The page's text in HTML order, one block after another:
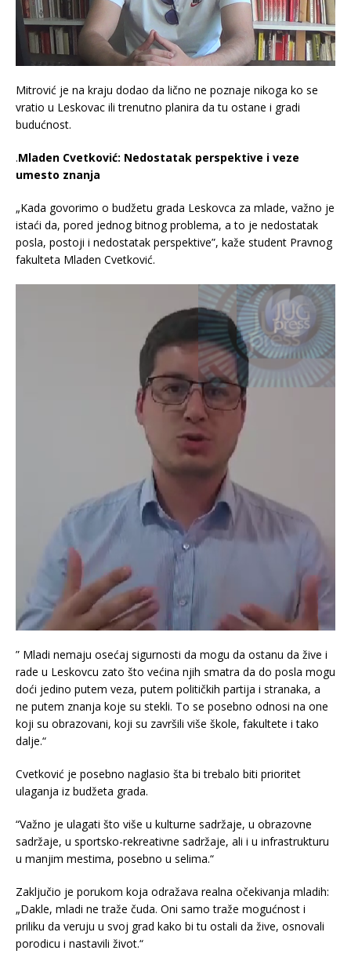
Mitrović je na kraju dodao da lično ne poznaje nikoga ko se
vratio u Leskovac ili trenutno planira da tu ostane i gradi
budućnost.
.Mladen Cvetković: Nedostatak perspektive i veze
umesto znanja
„Kada govorimo o budžetu grada Leskovca za mlade, važno je
istaći da, pored jednog bitnog problema, a to je nedostatak
posla, postoji i nedostatak perspektive”, kaže student Pravnog
fakulteta Mladen Cvetković.
” Mladi nemaju osećaj sigurnosti da mogu da ostanu da žive i
rade u Leskovcu zato što većina njih smatra da do posla mogu
doći jedino putem veza, putem političkih partija i stranaka, a
ne putem znanja koje su stekli. To se posebno odnosi na one
koji su obrazovani, koji su završili više škole, fakultete i tako
dalje.“
Cvetković je posebno naglasio šta bi trebalo biti prioritet
ulaganja iz budžeta grada.
“Važno je ulagati što više u kulturne sadržaje, u obrazovne
sadržaje, u sportsko-rekreativne sadržaje, ali i u infrastrukturu
u manjim mestima, posebno u selima.“
Zaključio je porukom koja odražava realna očekivanja mladih:
„Dakle, mladi ne traže čuda. Oni samo traže mogućnost i
priliku da veruju u svoj grad kako bi tu ostali da žive, osnovali
porodicu i nastavili život.“